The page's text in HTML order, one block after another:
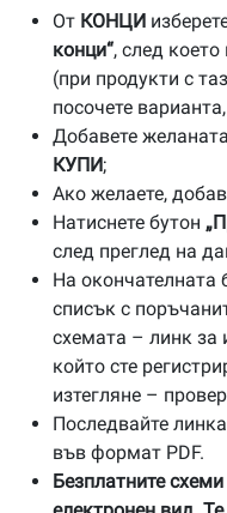
От КОНЦИ
конци“, след
(при продукти с
посочете
Добавете
КУПИ;
Ако желаете,
Натиснете бутон
след преглед на
На окончателната
списък с
схемата – линк за
който сте
изтегляне –
Последвайте
във формат PDF.
Безплатните